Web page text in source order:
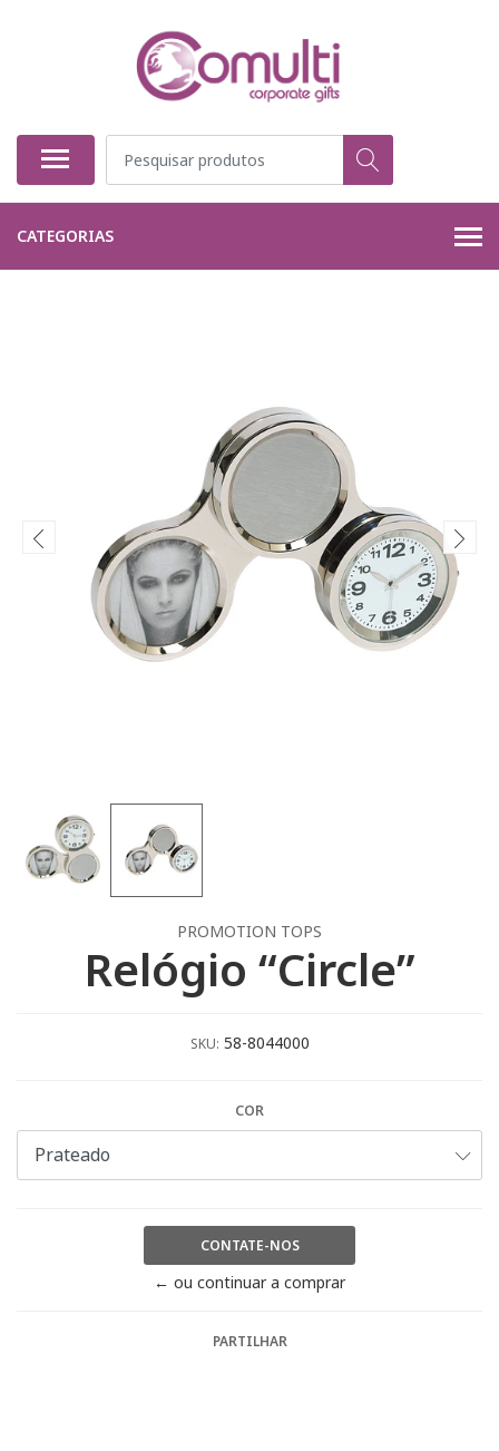
CATEGORIAS
PROMOTION TOPS
Relógio “Circle”
SKU: 58-8044000
COR
CONTATE-NOS
← ou continuar a comprar
PARTILHAR